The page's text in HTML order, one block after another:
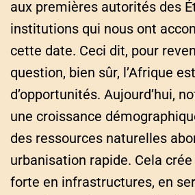
aux premières autorités des
institutions qui nous ont
cette date. Ceci dit, pour
question, bien sûr, l’Afrique
d’opportunités. Aujourd’hui,
une croissance
des ressources naturelles
urbanisation rapide. Cela
forte en infrastructures, en